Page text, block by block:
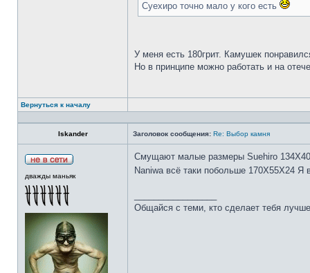
Суехиро точно мало у кого есть
У меня есть 180грит. Камушек
Но в принципе можно работать и на
Вернуться к началу
Iskander Заголовок сообщения: Re: Выбор камня
дважды маньяк
Смущают малые размеры Suehiro
Naniwa всё таки побольше 170Х55Х24 Я
Общайся с теми, кто сделает тебя